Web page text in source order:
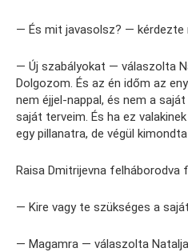
— És mit javasolsz? — kérdezte
— Új szabályokat — válaszolta
Dolgozom. És az én időm az
nem éjjel-nappal, és nem a
saját terveim. És ha ez
egy pillanatra, de végül
Raisa Dmitrijevna felháborodva
— Kire vagy te szükséges a
— Magamra — válaszolta